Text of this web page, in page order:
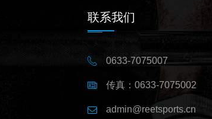
联系我们
0633-7075007
传真：0633-7075002
admin@reetsports.cn